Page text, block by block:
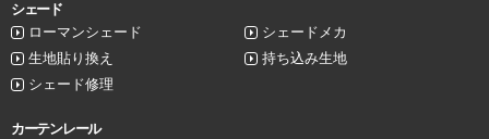
シェード
ローマンシェード
シェードメカ
生地貼り換え
持ち込み生地
シェード修理
カーテンレール